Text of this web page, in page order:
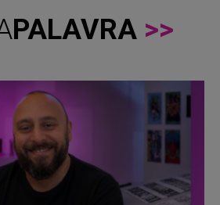
PALAVRA >>